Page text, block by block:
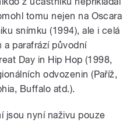
tomu nejen na Oscara
snímku (1994), ale i celá
a parafrází původní
Day in Hip Hop (1998,
odvozenin (Paříž,
Buffalo atd.).
jsou nyní naživu pouze